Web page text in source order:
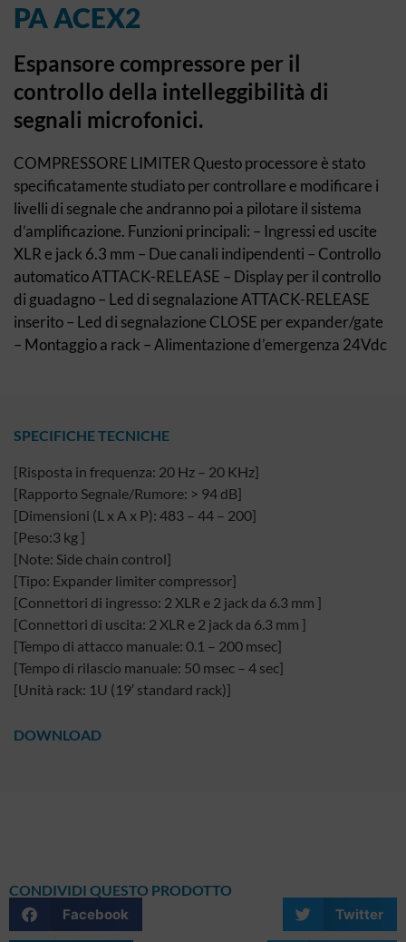
PA ACEX2
Espansore compressore per il
controllo della intelleggibilità di
segnali microfonici.
COMPRESSORE LIMITER Questo processore è stato
specificatamente studiato per controllare e modificare i
livelli di segnale che andranno poi a pilotare il sistema
d’amplificazione. Funzioni principali: – Ingressi ed uscite
XLR e jack 6.3 mm – Due canali indipendenti – Controllo
automatico ATTACK-RELEASE – Display per il controllo
di guadagno – Led di segnalazione ATTACK-RELEASE
inserito – Led di segnalazione CLOSE per expander/gate
– Montaggio a rack – Alimentazione d’emergenza 24Vdc
SPECIFICHE TECNICHE
[Risposta in frequenza: 20 Hz – 20 KHz]
[Rapporto Segnale/Rumore: > 94 dB]
[Dimensioni (L x A x P): 483 – 44 – 200]
[Peso:3 kg ]
[Note: Side chain control]
[Tipo: Expander limiter compressor]
[Connettori di ingresso: 2 XLR e 2 jack da 6.3 mm ]
[Connettori di uscita: 2 XLR e 2 jack da 6.3 mm ]
[Tempo di attacco manuale: 0.1 – 200 msec]
[Tempo di rilascio manuale: 50 msec – 4 sec]
[Unità rack: 1U (19′ standard rack)]
DOWNLOAD
CONDIVIDI QUESTO PRODOTTO
Facebook
Twitter